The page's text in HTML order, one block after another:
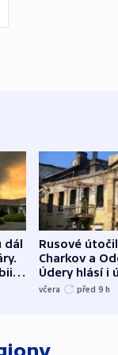
dál
lidí
Rusové
Charkov a
Údery hlásí i
Bělgorodu
včera před 9 h